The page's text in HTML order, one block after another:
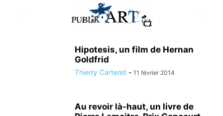
Hipotesis, un film de Hernan
Goldfrid
Thierry Carteret - 11 février 2014
Au revoir là-haut, un livre de